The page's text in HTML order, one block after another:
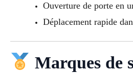
Ouverture de porte en
Déplacement rapide
Marques de